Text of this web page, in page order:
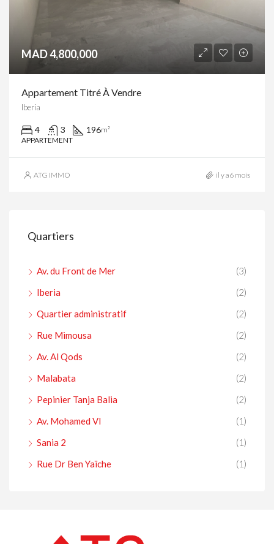
MAD 4,800,000
Appartement Titré À Vendre
Iberia
4 3 196m²
APPARTEMENT
ATG IMMO il y a6 mois
Quartiers
Av. du Front de Mer
(3)
Iberia
(2)
Quartier administratif
(2)
Rue Mimousa
(2)
Av. Al Qods
(2)
Malabata
(2)
Pepinier Tanja Balia
(2)
Av. Mohamed VI
(1)
Sania 2
(1)
Rue Dr Ben Yaïche
(1)